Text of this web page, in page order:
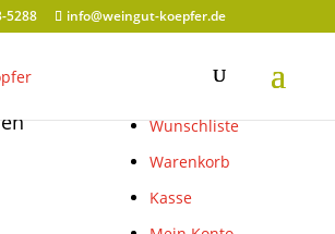
5288 info@weingut-koepfer.de
Altenberg
Wunschliste
Warenkorb
Kasse